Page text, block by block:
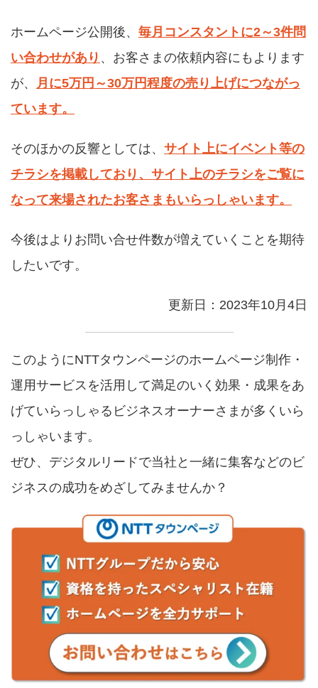
ホームページ公開後、 毎月コンスタントに2～3件問
い合わせがあり 、お客さまの依頼内容にもよります
が、 月に5万円～30万円程度の売り上げにつながっ
ています。
そのほかの反響としては、 サイト上にイベント等の
チラシを掲載しており、サイト上のチラシをご覧に
なって来場されたお客さまもいらっしゃいます。
今後はよりお問い合せ件数が増えていくことを期待
したいです。
更新日：2023年10月4日
このようにNTTタウンページのホームページ制作・
運用サービスを活用して満足のいく効果・成果をあ
げていらっしゃるビジネスオーナーさまが多くいら
っしゃいます。
ぜひ、デジタルリードで当社と一緒に集客などのビ
ジネスの成功をめざしてみませんか？